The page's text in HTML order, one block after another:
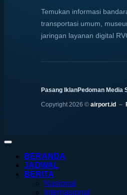
Temukan informasi
transportasi umum,
jaringan layanan digital
Pasang IklanPedoman Media
Copyright 2026 © airport.id –
BERANDA
JADWAL
BERITA
Nasional
Internasional